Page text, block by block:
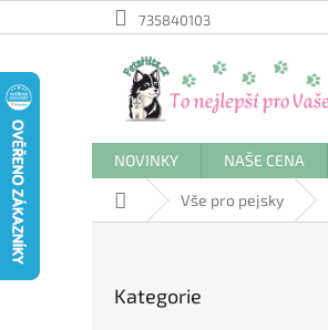
na
735840103
NOVINKY NAŠE CENA
Domů Vše pro pejsky
kategorie
Kategorie